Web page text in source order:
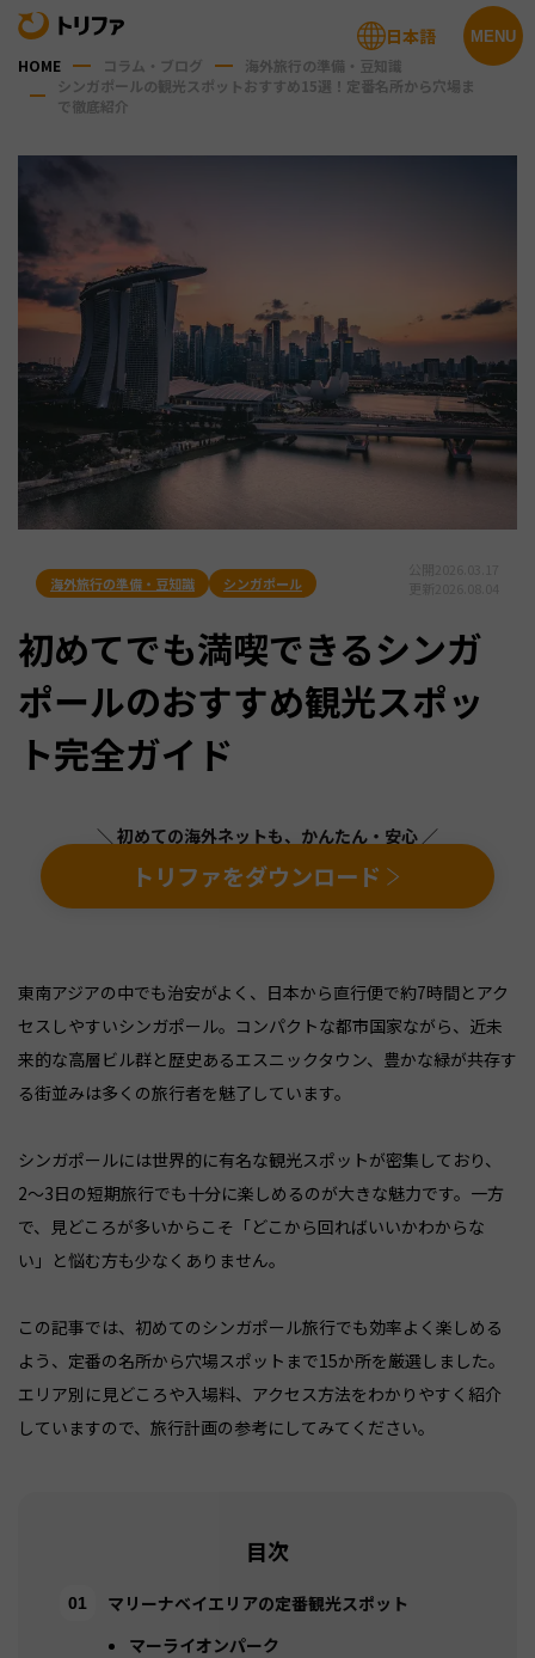
MENU
日本語
HOME コラム・ブログ
海外旅行の準備・豆知識
シンガポールの観光スポットおすすめ15選！定番名所から穴場ま
で徹底紹介
海外旅行の準備・豆知識 シンガポール
初めてでも満喫できるシンガ
ポールのおすすめ観光スポッ
ト完全ガイド
＼ 初めての海外ネットも、かんたん・安心 ／
トリファをダウンロード
東南アジアの中でも治安がよく、日本から直行便で約7時間とアク
セスしやすいシンガポール。コンパクトな都市国家ながら、近未
来的な高層ビル群と歴史あるエスニックタウン、豊かな緑が共存す
る街並みは多くの旅行者を魅了しています。
シンガポールには世界的に有名な観光スポットが密集しており、
2〜3日の短期旅行でも十分に楽しめるのが大きな魅力です。一方
で、見どころが多いからこそ「どこから回ればいいかわからな
い」と悩む方も少なくありません。
この記事では、初めてのシンガポール旅行でも効率よく楽しめる
よう、定番の名所から穴場スポットまで15か所を厳選しました。
エリア別に見どころや入場料、アクセス方法をわかりやすく紹介
していますので、旅行計画の参考にしてみてください。
目次
マリーナベイエリアの定番観光スポット
マーライオンパーク